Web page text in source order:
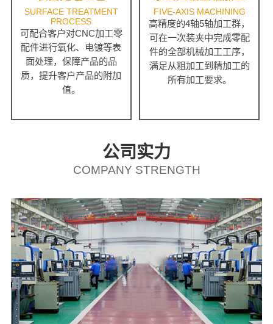
SURFACE TREATMENT
PROCESS
可配合客户对CNC加工零
配件进行氧化、电镀等表
面处理，保障产品的品
质，提升客户产品的附加
值。
FIVE-AXIS MACHINING
高精度的4轴5轴加工群，
可在一次装夹中完成零配
件的全部机械加工工序，
满足从粗加工到精加工的
所有加工要求。
公司实力
COMPANY STRENGTH